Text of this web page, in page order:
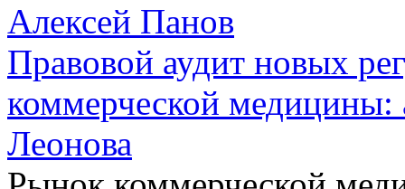
Алексей Панов
Правовой аудит новых
коммерческой медицины:
Леонова